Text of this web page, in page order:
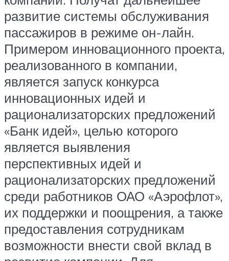
развитие системы обслуживания
пассажиров в режиме он-лайн.
Примером инновационного проекта,
реализованного в компании,
является запуск конкурса
инновационных идей и
рационализаторских предложений
«Банк идей», целью которого
является выявления
перспективных идей и
рационализаторских предложений
среди работников ОАО «Аэрофлот»,
их поддержки и поощрения, а также
предоставления сотрудникам
возможности внести свой вклад в